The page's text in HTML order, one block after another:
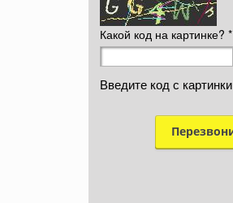
Какой код на картинке? *
Введите код с картинки